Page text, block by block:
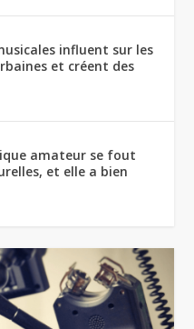
influent sur les
et créent des
amateur se fout
et elle a bien